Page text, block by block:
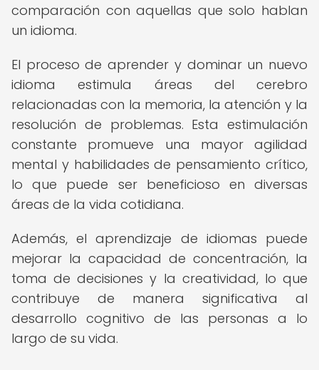
comparación con aquellas que solo hablan
un idioma.
El proceso de aprender y dominar un nuevo
idioma estimula áreas del cerebro
relacionadas con la memoria, la atención y la
resolución de problemas. Esta estimulación
constante promueve una mayor agilidad
mental y habilidades de pensamiento crítico,
lo que puede ser beneficioso en diversas
áreas de la vida cotidiana.
Además, el aprendizaje de idiomas puede
mejorar la capacidad de concentración, la
toma de decisiones y la creatividad, lo que
contribuye de manera significativa al
desarrollo cognitivo de las personas a lo
largo de su vida.